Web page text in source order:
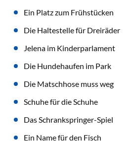
Ein Platz zum Frühstücken
Die Haltestelle für Dreiräder
Jelena im Kinderparlament
Die Hundehaufen im Park
Die Matschhose muss weg
Schuhe für die Schuhe
Das Schrankspringer-Spiel
Ein Name für den Fisch